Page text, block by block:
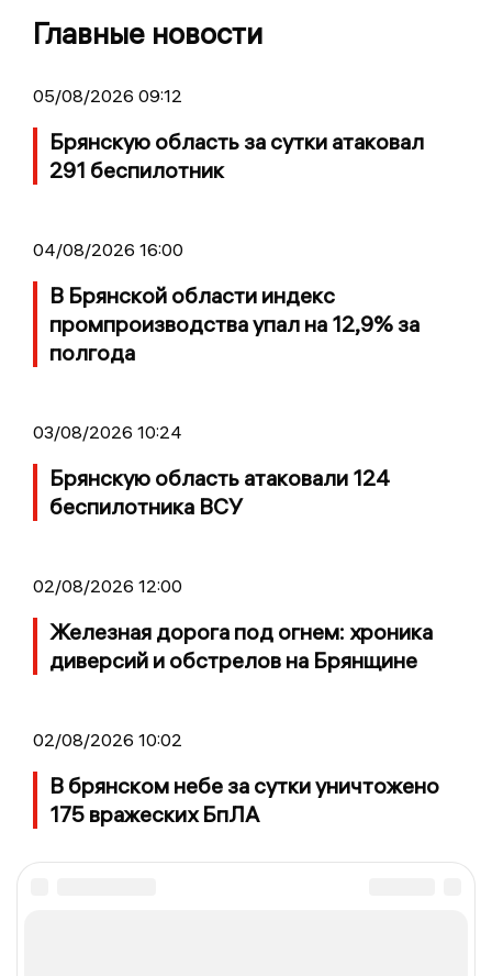
Главные новости
05/08/2026 09:12
Брянскую область за сутки атаковал
291 беспилотник
04/08/2026 16:00
В Брянской области индекс
промпроизводства упал на 12,9% за
полгода
03/08/2026 10:24
Брянскую область атаковали 124
беспилотника ВСУ
02/08/2026 12:00
Железная дорога под огнем: хроника
диверсий и обстрелов на Брянщине
02/08/2026 10:02
В брянском небе за сутки уничтожено
175 вражеских БпЛА